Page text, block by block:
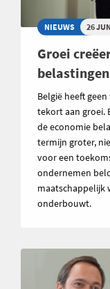
NIEUWS 26
Groei
belastingen
België heeft
tekort aan groei.
de economie
termijn groter,
voor een
ondernemen
maatschappelijk
onderbouwt.